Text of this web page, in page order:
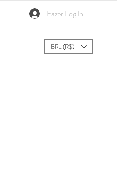
Fazer Log In
BRL (R$)